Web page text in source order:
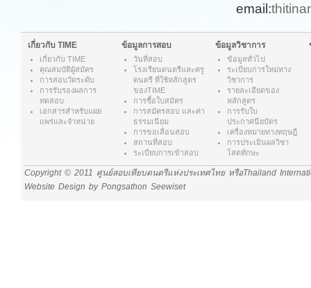
email:
เกี่ยวกับ TIME
เกี่ยวกับ TIME
คุณสมบัติผู้สมัคร
การสอบวัดระดับ
การรับรองผลการ
ทดสอบ
เอกสารสำหรับแผย
แพร่และจำหน่าย
ข้อมูลการสอบ
วันที่สอบ
โรงเรียนดนตรีและครู
ดนตรี ที่ใช้หลักสูตร
ของTIME
การซื้อใบสมัคร
การสมัครสอบ และค่า
ธรรมเนียม
การขอเลื่อนสอบ
สถานที่สอบ
ระเบียบการเข้าสอบ
ข้อมูลวิชาการ
ข้อมูลทั่วไป
ระเบียบการใหม่ทาง
วิชาการ
รายละเอียดของ
หลักสูตร
การรับใบ
ประกาศนียบัตร
เครื่องหมายทางทฤษฎี
การประเมินผลวิชา
โสตทักษะ
Copyright © 2011 ศูนย์สอบเทียบดนตรีแห่งประเทศไทย หรือThailand
Website Design by Pongsathon Seewiset